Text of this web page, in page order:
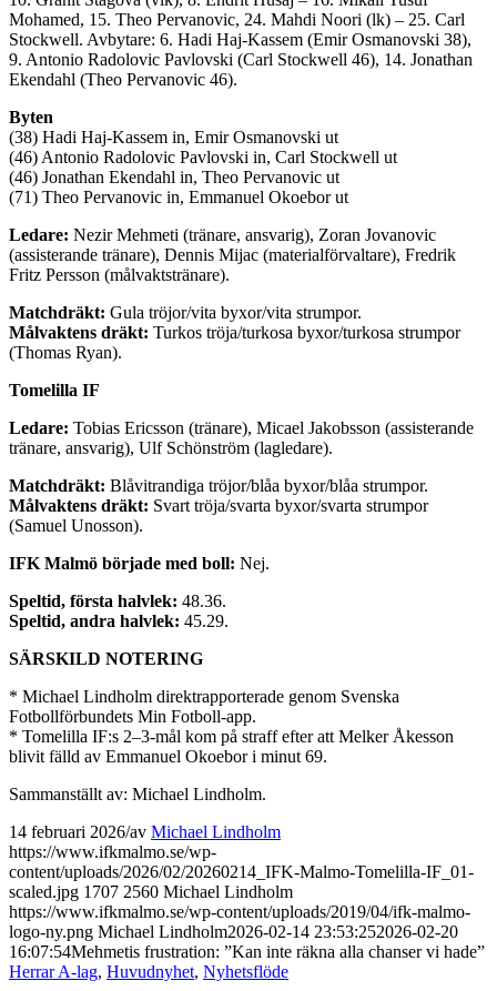
Mohamed, 15. Theo Pervanovic, 24. Mahdi Noori (lk) – 25. Carl
Stockwell. Avbytare: 6. Hadi Haj-Kassem (Emir Osmanovski 38),
9. Antonio Radolovic Pavlovski (Carl Stockwell 46), 14. Jonathan
Ekendahl (Theo Pervanovic 46).
Byten
(38) Hadi Haj-Kassem in, Emir Osmanovski ut
(46) Antonio Radolovic Pavlovski in, Carl Stockwell ut
(46) Jonathan Ekendahl in, Theo Pervanovic ut
(71) Theo Pervanovic in, Emmanuel Okoebor ut
Ledare: Nezir Mehmeti (tränare, ansvarig), Zoran Jovanovic
(assisterande tränare), Dennis Mijac (materialförvaltare), Fredrik
Fritz Persson (målvaktstränare).
Matchdräkt: Gula tröjor/vita byxor/vita strumpor.
Målvaktens dräkt: Turkos tröja/turkosa byxor/turkosa strumpor
(Thomas Ryan).
Tomelilla IF
Ledare: Tobias Ericsson (tränare), Micael Jakobsson (assisterande
tränare, ansvarig), Ulf Schönström (lagledare).
Matchdräkt: Blåvitrandiga tröjor/blåa byxor/blåa strumpor.
Målvaktens dräkt: Svart tröja/svarta byxor/svarta strumpor
(Samuel Unosson).
IFK Malmö började med boll: Nej.
Speltid, första halvlek: 48.36.
Speltid, andra halvlek: 45.29.
SÄRSKILD NOTERING
* Michael Lindholm direktrapporterade genom Svenska
Fotbollförbundets Min Fotboll-app.
* Tomelilla IF:s 2–3-mål kom på straff efter att Melker Åkesson
blivit fälld av Emmanuel Okoebor i minut 69.
Sammanställt av: Michael Lindholm.
14 februari 2026/av Michael Lindholm
https://www.ifkmalmo.se/wp-
content/uploads/2026/02/20260214_IFK-Malmo-Tomelilla-IF_01-
scaled.jpg 1707 2560 Michael Lindholm
https://www.ifkmalmo.se/wp-content/uploads/2019/04/ifk-malmo-
logo-ny.png Michael Lindholm2026-02-14 23:53:252026-02-20
16:07:54Mehmetis frustration: ”Kan inte räkna alla chanser vi hade”
Herrar A-lag, Huvudnyhet, Nyhetsflöde